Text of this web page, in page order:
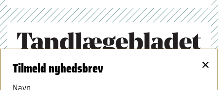
Tandlægeforeningen
Amaliegade 17
Tilmeld nyhedsbrev ×